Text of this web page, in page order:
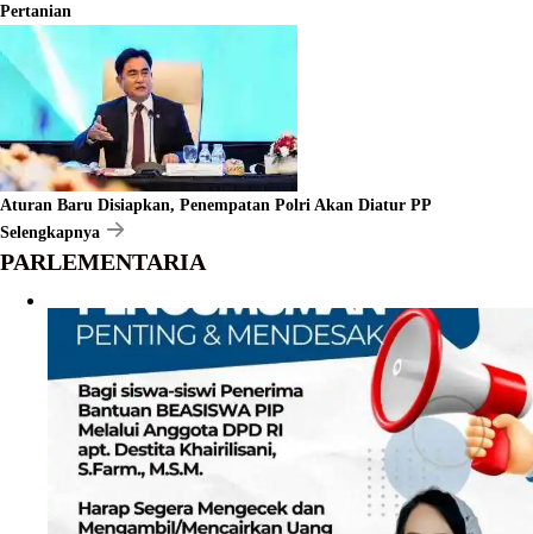
Pertanian
Aturan Baru Disiapkan, Penempatan Polri Akan Diatur PP
Selengkapnya
PARLEMENTARIA